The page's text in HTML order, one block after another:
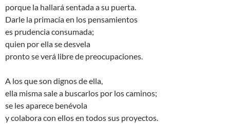
porque la hallará sentada a su puerta.
Darle la primacía en los pensamientos
es prudencia consumada;
quien por ella se desvela
pronto se verá libre de preocupaciones.
A los que son dignos de ella,
ella misma sale a buscarlos por los caminos;
se les aparece benévola
y colabora con ellos en todos sus proyectos.